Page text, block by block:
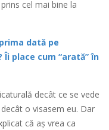
cel mai bine la
dată pe
Îi place cum “arată” în
decât ce se vede
o visasem eu. Dar
că aș vrea ca